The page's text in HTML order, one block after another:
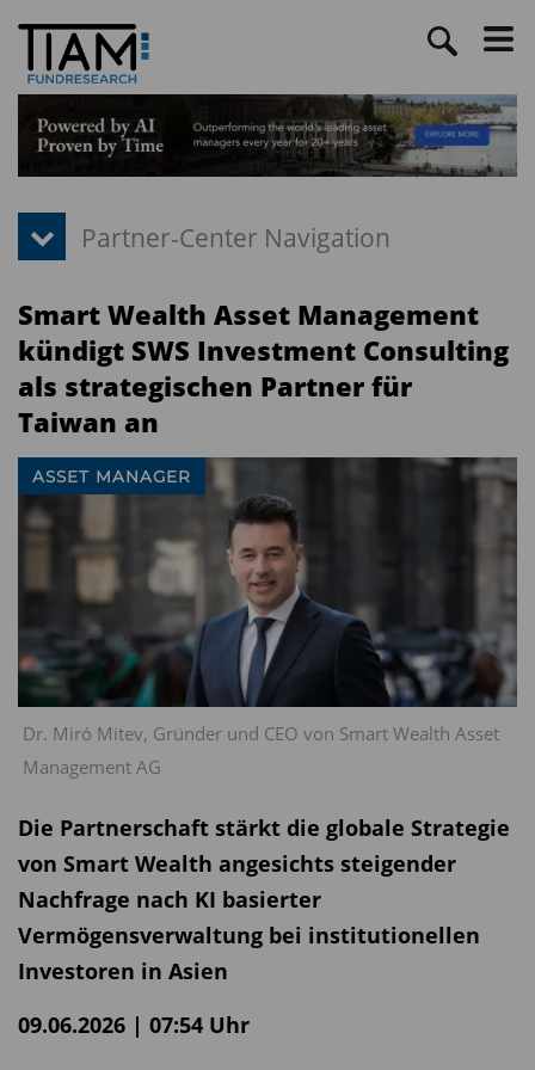
Smart Wealth Asset Management
kündigt SWS Investment Consulting
als strategischen Partner für
Taiwan an
Dr. Miró Mitev, Gründer und CEO von Smart Wealth Asset
Management AG
ASSET MANAGER
Die Partnerschaft stärkt die globale Strategie
von Smart Wealth angesichts steigender
Nachfrage nach KI basierter
Vermögensverwaltung bei institutionellen
Investoren in Asien
09.06.2026 | 07:54 Uhr